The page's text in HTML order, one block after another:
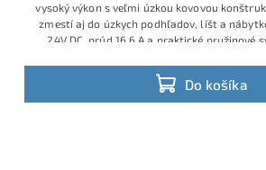
Do košíka
vysoký výkon s veľmi úzkou kovovou
zmestí aj do úzkych podhľadov, líšt a
24V DC, prúd 16,6 A a praktické pružinové
iných 24 V zariadení.